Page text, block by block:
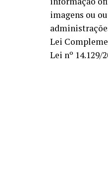
imagens ou
Lei
Lei nº 14.129/